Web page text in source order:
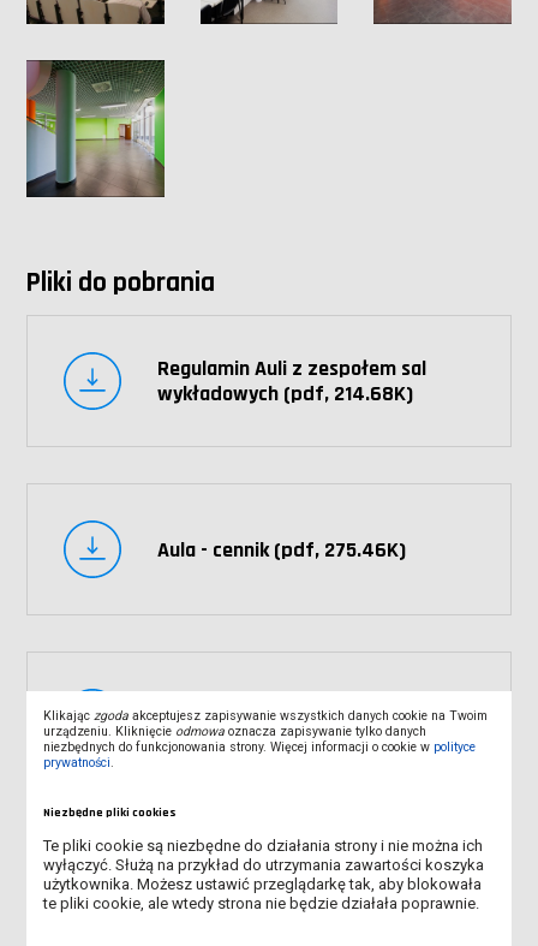
Pliki do pobrania
Regulamin Auli z zespołem sal
wykładowych (pdf, 214.68K)
Aula - cennik (pdf, 275.46K)
Aula - formularz wynajmu (pdf,
200.13K)
Aula - formularz wynajmu (docx,
28.72K)
Klikajączgoda akceptujesz zapisywanie wszystkich danych cookie na Twoim
urządzeniu. Kliknięcie odmowa oznacza zapisywanie tylko danych
niezbędnych do funkcjonowania strony. Więcej informacji o cookie w polityce
prywatności.
Niezbędne pliki cookies
Te pliki cookie są niezbędne do działania strony i nie można ich
wyłączyć. Służą na przykład do utrzymania zawartości koszyka
użytkownika. Możesz ustawić przeglądarkę tak, aby blokowała
te pliki cookie, ale wtedy strona nie będzie działała poprawnie.